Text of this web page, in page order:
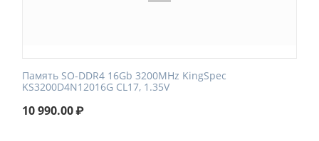
Память SO-DDR4 16Gb 3200MHz KingSpec
KS3200D4N12016G CL17, 1.35V
10 990.00₽